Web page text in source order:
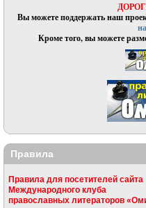
Вы можете поддержать наш
Кроме того, вы можете
Правила
Правила для посетителей сайта
Международного клуба
православных литераторов